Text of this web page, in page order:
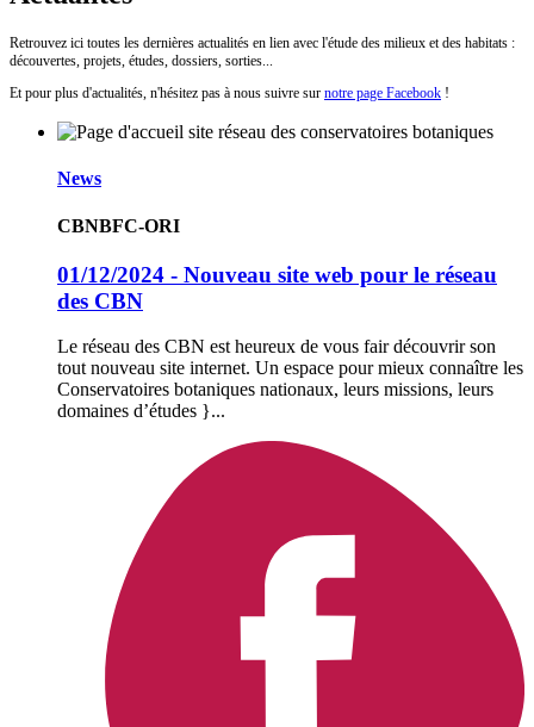
Retrouvez ici toutes les dernières actualités en lien avec l'étude des milieux et des habitats :
découvertes, projets, études, dossiers, sorties...
Et pour plus d'actualités, n'hésitez pas à nous suivre sur notre page Facebook !
News
CBNBFC-ORI
01/12/2024 - Nouveau site web pour le réseau
des CBN
Le réseau des CBN est heureux de vous fair découvrir son
tout nouveau site internet. Un espace pour mieux connaître les
Conservatoires botaniques nationaux, leurs missions, leurs
domaines d’études }...